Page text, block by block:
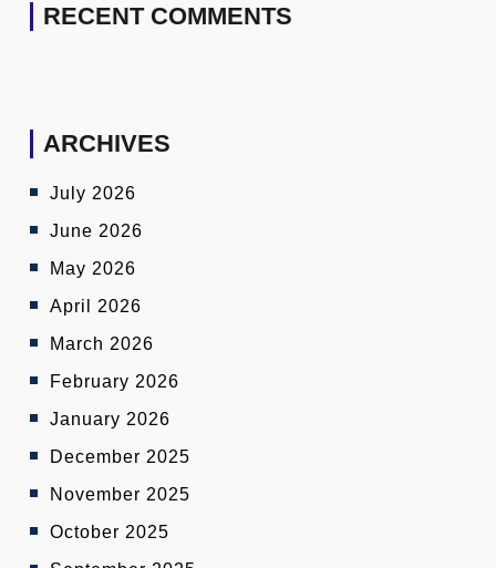
RECENT COMMENTS
ARCHIVES
July 2026
June 2026
May 2026
April 2026
March 2026
February 2026
January 2026
December 2025
November 2025
October 2025